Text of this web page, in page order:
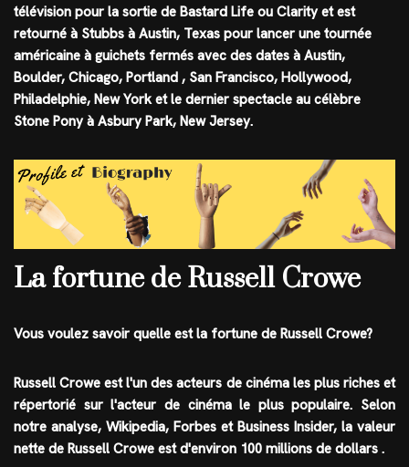
télévision pour la sortie de Bastard Life ou Clarity et est
retourné à Stubbs à Austin, Texas pour lancer une tournée
américaine à guichets fermés avec des dates à Austin,
Boulder, Chicago, Portland , San Francisco, Hollywood,
Philadelphie, New York et le dernier spectacle au célèbre
Stone Pony à Asbury Park, New Jersey.
La fortune de Russell Crowe
Vous voulez savoir quelle est la fortune de Russell Crowe?
Russell Crowe est l'un desacteurs de cinémales plus riches et
répertorié sur l'acteur de cinéma le plus populaire. Selon
notre analyse, Wikipedia, Forbes et Business Insider, la valeur
nette de Russell Crowe est d'environ 100 millions de dollars .